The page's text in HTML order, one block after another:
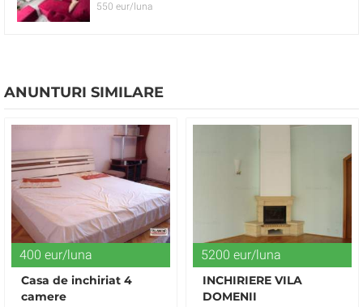
550 eur/luna
ANUNTURI SIMILARE
400 eur/luna
Casa de inchiriat 4
camere
5200 eur/luna
INCHIRIERE VILA
DOMENII